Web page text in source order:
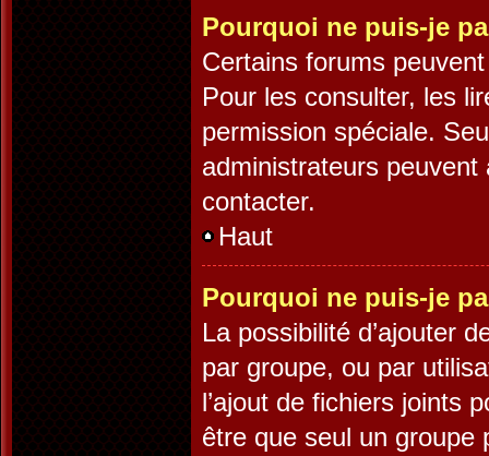
Pourquoi ne puis-je
Certains forums
Pour les consulter, les
permission spéciale.
administrateurs
contacter.
Haut
Pourquoi ne puis-je
La possibilité d’ajouter
par groupe, ou par
l’ajout de fichiers joints
être que seul un groupe